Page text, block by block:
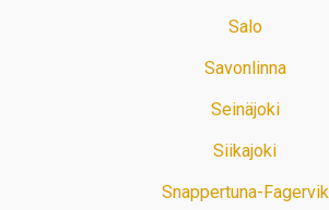
Salo
Savonlinna
Seinäjoki
Siikajoki
Snappertuna-Fagervik